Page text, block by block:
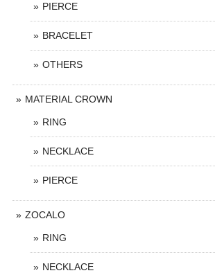
PIERCE
BRACELET
OTHERS
MATERIAL CROWN
RING
NECKLACE
PIERCE
ZOCALO
RING
NECKLACE